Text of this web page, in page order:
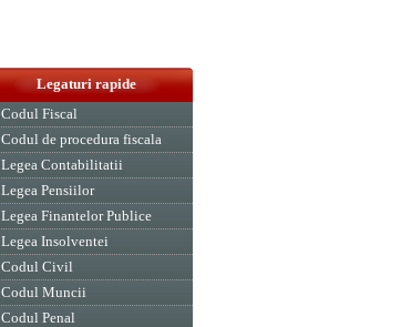
Legaturi rapide
Codul Fiscal
Codul de procedura fiscala
Legea Contabilitatii
Legea Pensiilor
Legea Finantelor Publice
Legea Insolventei
Codul Civil
Codul Muncii
Codul Penal